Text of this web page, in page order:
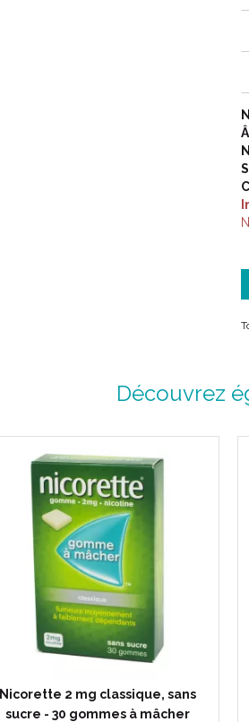
Découvrez
Nicorette 2 mg classique, sans
sucre - 30 gommes à mâcher